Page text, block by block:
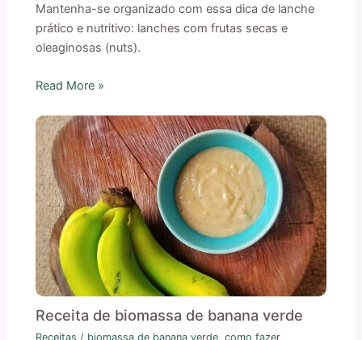
Mantenha-se organizado com essa dica de lanche
prático e nutritivo: lanches com frutas secas e
oleaginosas (nuts).
Read More »
Receita de biomassa de banana verde
Receitas / biomassa de banana verde,como fazer